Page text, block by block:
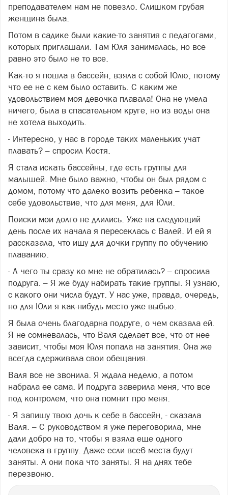
преподавателем нам не повезло. Слишком грубая
женщина была.
Потом в садике были какие-то занятия с педагогами,
которых приглашали. Там Юля занималась, но все
равно это было не то все.
Как-то я пошла в бассейн, взяла с собой Юлю, потому
что ее не с кем было оставить. С каким же
удовольствием моя девочка плавала! Она не умела
ничего, была в спасательном круге, но из воды она
не хотела выходить.
- Интересно, у нас в городе таких маленьких учат
плавать? – спросил Костя.
Я стала искать бассейны, где есть группы для
малышей. Мне было важно, чтобы он был рядом с
домом, потому что далеко возить ребенка – такое
себе удовольствие, что для меня, для Юли.
Поиски мои долго не длились. Уже на следующий
день после их начала я пересеклась с Валей. И ей я
рассказала, что ищу для дочки группу по обучению
плаванию.
- А чего ты сразу ко мне не обратилась? – спросила
подруга. – Я же буду набирать такие группы. Я узнаю,
с какого они числа будут. У нас уже, правда, очередь,
но для Юли я как-нибудь место уже выбью.
Я была очень благодарна подруге, о чем сказала ей.
Я не сомневалась, что Валя сделает все, что от нее
зависит, чтобы моя Юля попала на занятия. Она же
всегда сдерживала свои обещания.
Валя все не звонила. Я ждала неделю, а потом
набрала ее сама. И подруга заверила меня, что все
под контролем, что она помнит про меня.
- Я запишу твою дочь к себе в бассейн, - сказала
Валя. – С руководством я уже переговорила, мне
дали добро на то, чтобы я взяла еще одного
человека в группу. Даже если все6 места будут
заняты. А они пока что заняты. Я на днях тебе
перезвоню.